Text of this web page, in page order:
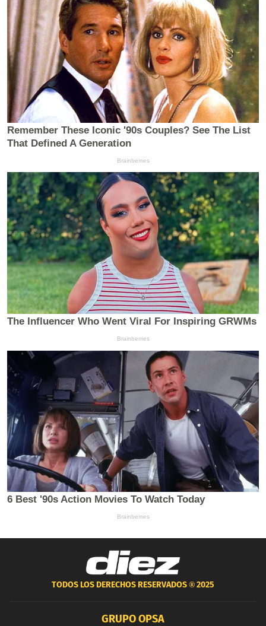
TODOS LOS DERECHOS RESERVADOS ®2025
GRUPO OPSA